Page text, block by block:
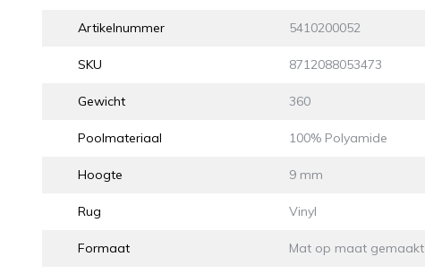
Artikelnummer 5410200052
SKU 8712088053473
Gewicht 360
Poolmateriaal 100% Polyamide
Hoogte 9 mm
Rug Vinyl
Formaat Mat op maat gemaakt